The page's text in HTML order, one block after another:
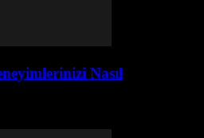
Nasıl